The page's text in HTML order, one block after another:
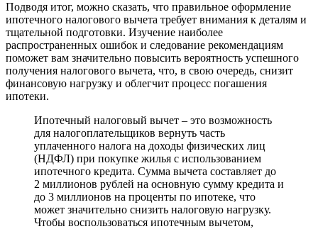
Подводя итог, можно сказать, что правильное оформление
ипотечного налогового вычета требует внимания к деталям и
тщательной подготовки. Изучение наиболее
распространенных ошибок и следование рекомендациям
поможет вам значительно повысить вероятность успешного
получения налогового вычета, что, в свою очередь, снизит
финансовую нагрузку и облегчит процесс погашения
ипотеки.
Ипотечный налоговый вычет – это возможность
для налогоплательщиков вернуть часть
уплаченного налога на доходы физических лиц
(НДФЛ) при покупке жилья с использованием
ипотечного кредита. Сумма вычета составляет до
2 миллионов рублей на основную сумму кредита и
до 3 миллионов на проценты по ипотеке, что
может значительно снизить налоговую нагрузку.
Чтобы воспользоваться ипотечным вычетом,